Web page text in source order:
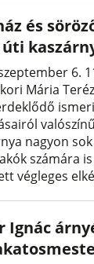
és
6.
Mária
nagyon
számára
végleges
Ignác